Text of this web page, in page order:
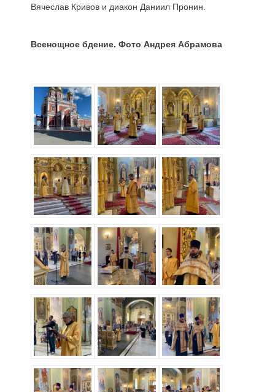
Вячеслав Кривов и диакон Даниил Пронин.
Всенощное бдение. Фото Андрея Абрамова